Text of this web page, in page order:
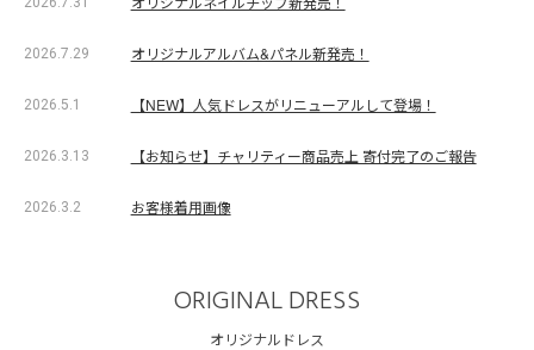
2026.7.29 オリジナルアルバム&パネル新発売！
2026.5.1 【NEW】人気ドレスがリニューアルして登場！
2026.3.13 【お知らせ】チャリティー商品売上 寄付完了のご報告
2026.3.2 お客様着用画像
ORIGINAL DRESS
オリジナルドレス